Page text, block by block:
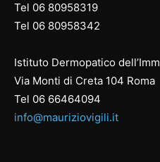
Tel 06 80958319
Tel 06 80958342
Istituto Dermopatico
Via Monti di Creta 104 Roma
Tel 06 66464094
info@mauriziovigili.it